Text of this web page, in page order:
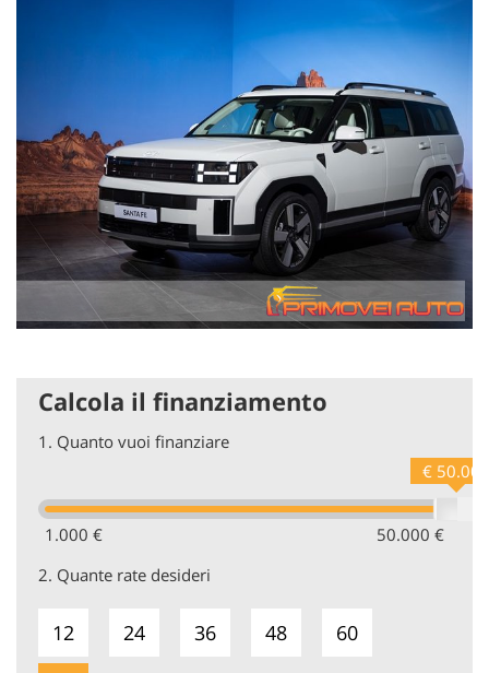
automatico antiabbagliante, Sedili posteriori riscaldati
elettricamente, Sedili riscaldati, Streaming musicale integrato,
Supporto lombare, Sistema di controllo della trazione, Sistema
di allarme, Sistema di chiamata di emergenza, Sistema di
assistenza per gli angoli ciechi, Sistema di avviso di distanza,
Sistema di rilevamento della fatica, Sistema di limiti di
velocità, Sistema di pulizia dei fari, Sistema di riconoscimento
dei segnali stradali, Sistema audio, Sistema Stop & Start,
Sintonizzatore/radio, Ventilazione del sedile, Chiusura
centralizzata senza chiave, Alzacristalli elettrici, Volante
riscaldato, Volante in pelle, Volante multifunzione, Pacchetto
invernale
Calcola il finanziamento
1. Quanto vuoi finanziare
1.000 € 50.000 €
€ 50.000
2. Quante rate desideri
12 24 36 48 60